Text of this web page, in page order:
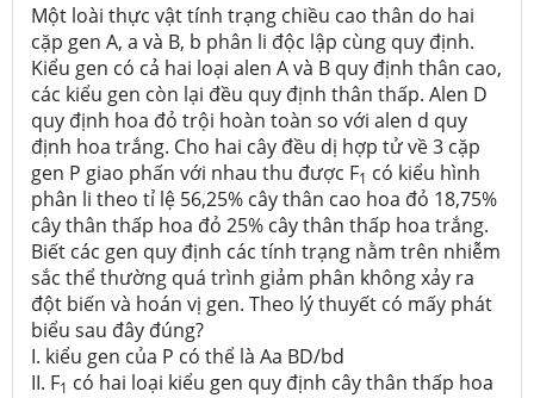
Một loài thực vật tính trạng chiều cao thân do hai
cặp gen A, a và B, b phân li độc lập cùng quy định.
Kiểu gen có cả hai loại alen A và B quy định thân cao,
các kiểu gen còn lại đều quy định thân thấp. Alen D
quy định hoa đỏ trội hoàn toàn so với alen d quy
định hoa trắng. Cho hai cây đều dị hợp tử về 3 cặp
gen P giao phấn với nhau thu được F1 có kiểu hình
phân li theo tỉ lệ 56,25% cây thân cao hoa đỏ 18,75%
cây thân thấp hoa đỏ 25% cây thân thấp hoa trắng.
Biết các gen quy định các tính trạng nằm trên nhiễm
sắc thể thường quá trình giảm phân không xảy ra
đột biến và hoán vị gen. Theo lý thuyết có mấy phát
biểu sau đây đúng?
I. kiểu gen của P có thể là Aa BD/bd
II. F1 có hai loại kiểu gen quy định cây thân thấp hoa